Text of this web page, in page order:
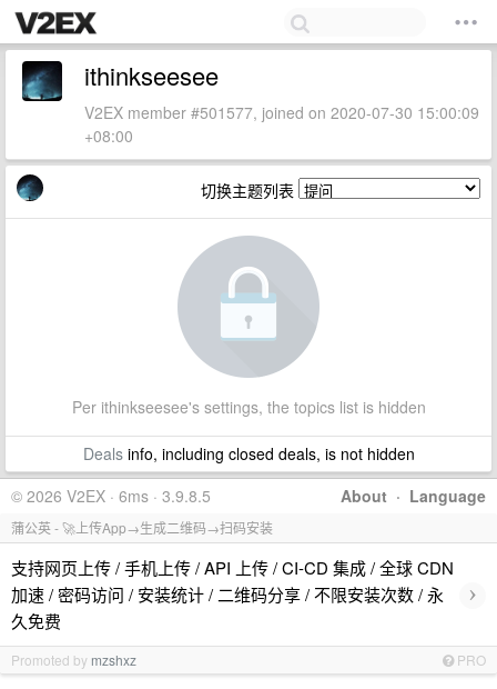
ithinkseesee
V2EX member #501577, joined on 2020-07-30 15:00:09
+08:00
切换主题列表
Per ithinkseesee's settings, the topics list is hidden
Dealsinfo, including closed deals, is not hidden
About · Language
© 2026 V2EX · 6ms · 3.9.8.5
蒲公英 - 🚀上传App→生成二维码→扫码安装
支持网页上传 / 手机上传 / API 上传 / CI-CD 集成 / 全球 CDN
加速 / 密码访问 / 安装统计 / 二维码分享 / 不限安装次数 / 永
久免费
›
Promoted by mzshxz PRO